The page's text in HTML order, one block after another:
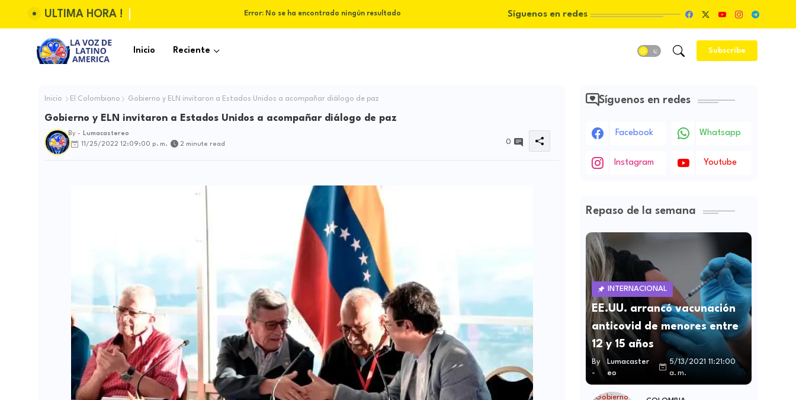
ULTIMA HORA ! Error: No se ha encontrado ningún resultado Síguenos en redes
Inicio Reciente Subscribe
Inicio El Colombiano Gobierno y ELN invitaron a Estados Unidos a acompañar diálogo de paz
Gobierno y ELN invitaron a Estados Unidos a acompañar diálogo de paz
By -
Lumacastereo
11/25/2022 12:09:00 p. m.
2 minute read 0
Síguenos en redes
Facebook Whatsapp
Instagram Youtube
Repaso de la semana
INTERNACIONAL
EE.UU. arrancó vacunación
anticovid de menores entre
12 y 15 años
By
-
Lumacaster
eo
5/13/2021 11:21:00
a. m.